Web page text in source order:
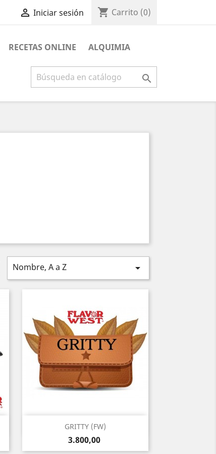
 Iniciar sesión shopping_cart Carrito (0)
RECETAS ONLINE ALQUIMIA

Nombre, A a Z 
GRITTY (FW)
Precio
3.800,00
Vista rápida